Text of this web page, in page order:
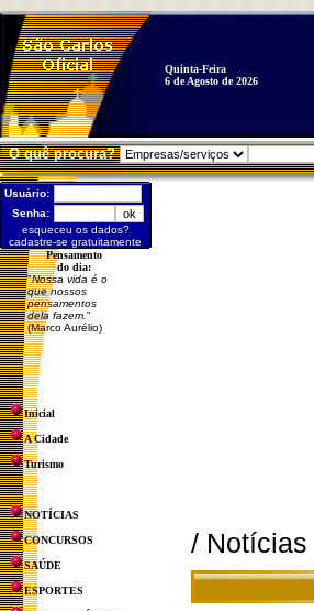
Quinta-Feira
6 de Agosto de 2026
O quê procura?
Usuário:
Senha:
esqueceu os dados?
cadastre-se gratuitamente
Pensamento
do dia:
"Nossa vida é o
que nossos
pensamentos
dela fazem. "
(Marco Aurélio)
Inicial
A Cidade
Turismo
NOTÍCIAS
CONCURSOS
SAÚDE
ESPORTES
/ Notícias